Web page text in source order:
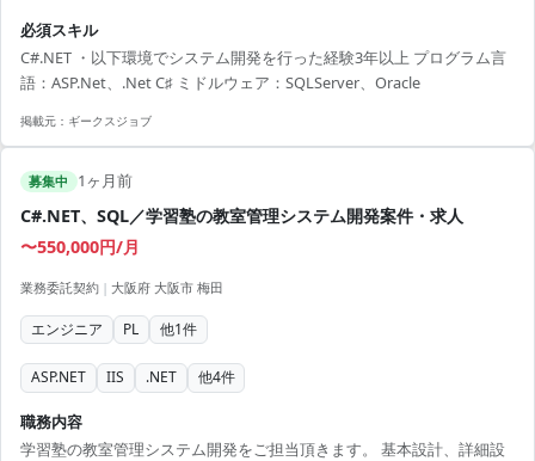
必須スキル
C#.NET ・以下環境でシステム開発を行った経験3年以上 プログラム言
語：ASP.Net、.Net C♯ ミドルウェア：SQLServer、Oracle
掲載元： ギークスジョブ
募集中 1ヶ月前
C#.NET、SQL／学習塾の教室管理システム開発案件・求人
〜550,000円/月
業務委託契約 | 大阪府 大阪市 梅田
エンジニア PL 他1件
ASP.NET IIS .NET 他4件
職務内容
学習塾の教室管理システム開発をご担当頂きます。 基本設計、詳細設